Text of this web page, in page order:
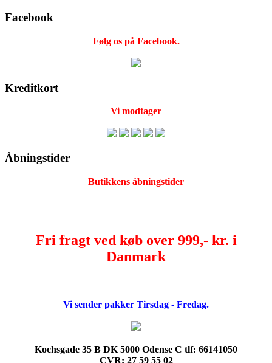
Facebook
Følg os på Facebook.
Kreditkort
Vi modtager
Åbningstider
Butikkens åbningstider
Fri fragt ved køb over 999,- kr. i
Danmark
Vi sender pakker Tirsdag - Fredag.
Kochsgade 35 B DK 5000 Odense C tlf: 66141050
CVR: 27 59 55 02